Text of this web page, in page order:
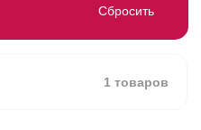
Сбросить
1 товаров